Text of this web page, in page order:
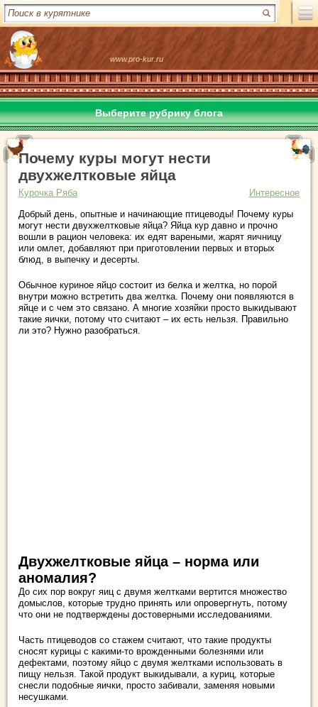
www.pro-kur.ru
Выберите рубрику блога
Почему куры могут нести
двухжелтковые яйца
Курочка Ряба
Интересное
Добрый день, опытные и начинающие птицеводы! Почему куры
могут нести двухжелтковые яйца? Яйца кур давно и прочно
вошли в рацион человека: их едят вареными, жарят яичницу
или омлет, добавляют при приготовлении первых и вторых
блюд, в выпечку и десерты.
Обычное куриное яйцо состоит из белка и желтка, но порой
внутри можно встретить два желтка. Почему они появляются в
яйце и с чем это связано. А многие хозяйки просто выкидывают
такие яички, потому что считают – их есть нельзя. Правильно
ли это? Нужно разобраться.
Двухжелтковые яйца – норма или
аномалия?
До сих пор вокруг яиц с двумя желтками вертится множество
домыслов, которые трудно принять или опровергнуть, потому
что они не подтверждены достоверными исследованиями.
Часть птицеводов со стажем считают, что такие продукты
сносят курицы с какими-то врожденными болезнями или
дефектами, поэтому яйцо с двумя желтками использовать в
пищу нельзя. Такой продукт выкидывали, а куриц, которые
снесли подобные яички, просто забивали, заменяя новыми
несушками.